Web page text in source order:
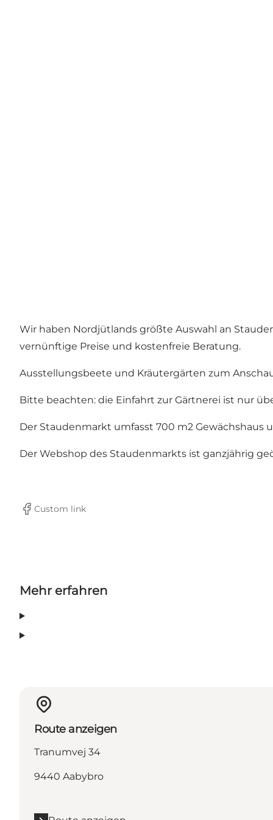
Wir haben Nordjütlands größte Auswahl an
vernünftige Preise und kostenfreie Beratung.
Ausstellungsbeete und Kräutergärten zum
Bitte beachten: die Einfahrt zur Gärtnerei ist nur
Der Staudenmarkt umfasst 700 m2
Der Webshop des Staudenmarkts ist ganzjährig
Facebook
Custom link
Mehr erfahren
Route anzeigen
Tranumvej 34
9440 Aabybro